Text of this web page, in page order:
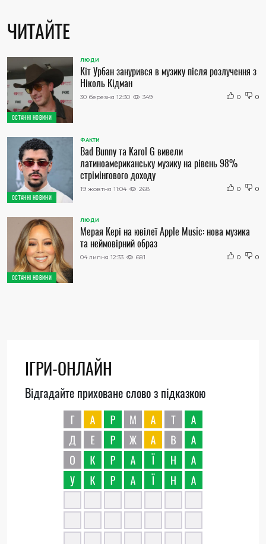
ЧИТАЙТЕ
ОСТАННІ НОВИНИ
ЛЮДИ
Кіт Урбан занурився в музику після розлучення з
Ніколь Кідман
30 березня 12:30 349 0 0
ОСТАННІ НОВИНИ
ФАКТИ
Bad Bunny та Karol G вивели
латиноамериканську музику на рівень 98%
стрімінгового доходу
19 жовтня 11:04 268 0 0
ОСТАННІ НОВИНИ
ЛЮДИ
Мерая Кері на ювілеї Apple Music: нова музика
та неймовірний образ
04 липня 12:33 681 0 0
ІГРИ-ОНЛАЙН
Відгадайте приховане слово з підказкою